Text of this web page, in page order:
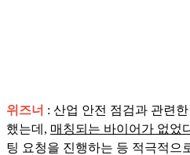
위즈너 : 산업 안전 점검과 관련
했는데, 매칭되는 바이어가 없었
팅 요청을 진행하는 등 적극적으